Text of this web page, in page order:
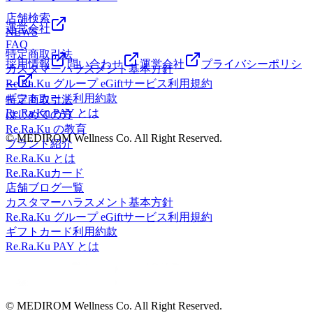
来店を心よりお待ちしております☺️
運営会社
特定商取引法
カスタマーハラスメント基本方針
Re.Ra.Ku グループ eGiftサービス利用規約
ギフトカード利用約款
Re.Ra.Ku PAY とは
© MEDIROM Wellness Co. All Right Reserved.
店舗検索
NEWS
FAQ
採用情報
問い合わせ 運営会社
プライバシーポリシ
ー
特定商取引法
はじめての方
Re.Ra.Ku の教育
ブランド紹介
Re.Ra.Ku とは
Re.Ra.Kuカード
店舗ブログ一覧
カスタマーハラスメント基本方針
Re.Ra.Ku グループ eGiftサービス利用規約
ギフトカード利用約款
Re.Ra.Ku PAY とは
© MEDIROM Wellness Co. All Right Reserved.